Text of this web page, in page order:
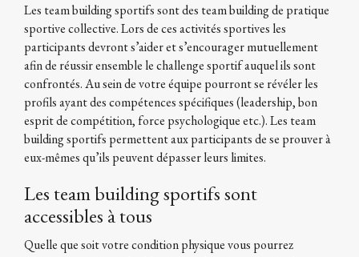
Les team building sportifs sont des team building de pratique
sportive collective. Lors de ces activités sportives les
participants devront s’aider et s’encourager mutuellement
afin de réussir ensemble le challenge sportif auquel ils sont
confrontés. Au sein de votre équipe pourront se révéler les
profils ayant des compétences spécifiques (leadership, bon
esprit de compétition, force psychologique etc.). Les team
building sportifs permettent aux participants de se prouver à
eux-mêmes qu’ils peuvent dépasser leurs limites.
Les team building sportifs sont
accessibles à tous
Quelle que soit votre condition physique vous pourrez